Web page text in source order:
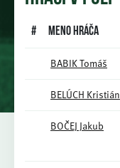
# Meno hráča
BABIK Tomáš
BELÚCH Kristián
BOČEJ Jakub